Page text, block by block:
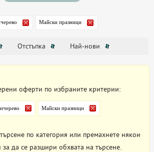
Майски празници
Отстъпка Най-нови
оферти по избраните критерии:
Майски празници
по категория или премахнете някои
за да се разшири обхвата на търсене.